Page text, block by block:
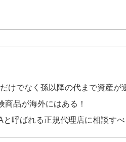
けでなく孫以降の代まで資産が
品が海外にはある！
呼ばれる正規代理店に相談すべ